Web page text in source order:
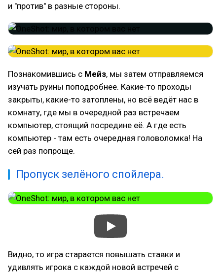
и "против" в разные стороны.
Познакомившись с Мейз, мы затем отправляемся
изучать руины поподробнее. Какие-то проходы
закрыты, какие-то затоплены, но всё ведёт нас в
комнату, где мы в очередной раз встречаем
компьютер, стоящий посредине её. А где есть
компьютер - там есть очередная головоломка! На
сей раз попроще.
Пропуск зелёного спойлера.
Видно, то игра старается повышать ставки и
удивлять игрока с каждой новой встречей с